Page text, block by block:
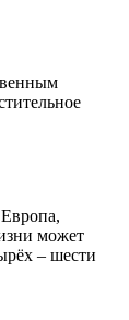
может
– шести